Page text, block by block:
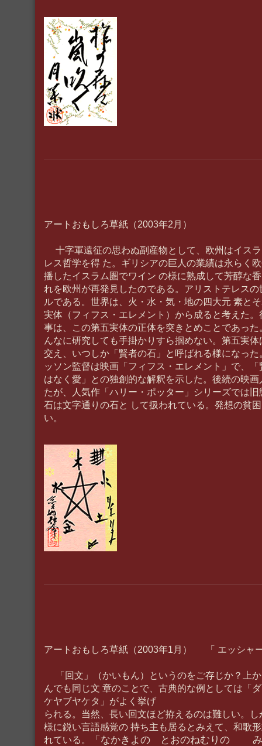
アートおもしろ草紙（2003年2月）
十字軍遠征の思わぬ副産物として、欧州はイス
レス哲学を得 た。ギリシアの巨人の業績は永らく
播したイスラム圏でワイン の様に熟成して芳醇な
れを欧州が再発見したのである。アリストテレス
ルである。世界は、火・水・気・地の四大元 素と
実体（フィフス・エレメント）から成ると考えた
事は、この第五実体の正体を突きとめことであっ
んなに研究しても手掛かりすら掴めない。第五実
交え、いつしか「賢者の石」と呼ばれる様になっ
ッソン監督は映画「フィフス・エレメント」で、
はなく愛」との独創的な解釈を示した。後続の映
たが、人気作「ハリー・ポッター」シリーズでは
石は文字通りの石と して扱われている。発想の貧
い。
アートおもしろ草紙（2003年1月） 「 エッシャ
「回文」（かいもん）というのをご存じか？上
んでも同じ文 章のことで、古典的な例としては「
ケヤブヤケタ」がよく挙げ
られる。当然、長い回文ほど拵えるのは難しい。
様に鋭い言語感覚の 持ち主も居るとみえて、和歌
れている。
「なかきよの とおのねむりの